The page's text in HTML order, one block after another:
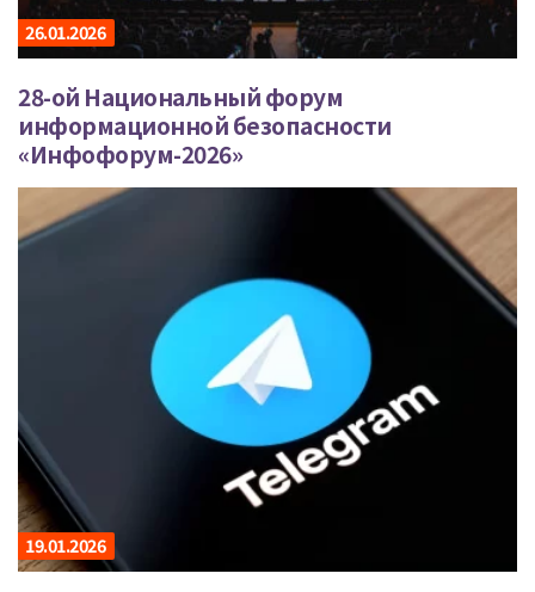
26.01.2026
28-ой Национальный форум
информационной безопасности
«Инфофорум-2026»
19.01.2026